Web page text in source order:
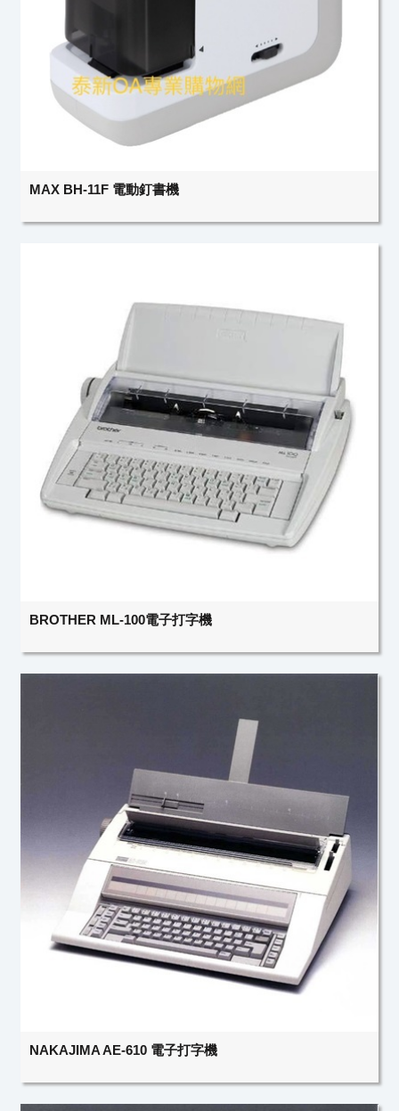
MAX BH-11F 電動釘書機
BROTHER ML-100電子打字機
NAKAJIMA AE-610 電子打字機